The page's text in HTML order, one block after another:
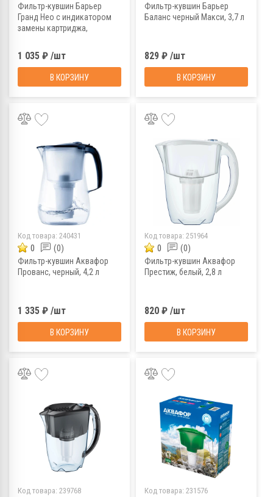
Фильтр-кувшин Барьер
Гранд Нео с индикатором
замены картриджа,
1 035 ₽ /шт
В КОРЗИНУ
Фильтр-кувшин Барьер
Баланс черный Макси, 3,7 л
829 ₽ /шт
В КОРЗИНУ
Код товара: 240431
0 (0)
Фильтр-кувшин Аквафор
Прованс, черный, 4,2 л
1 335 ₽ /шт
В КОРЗИНУ
Код товара: 251964
0 (0)
Фильтр-кувшин Аквафор
Престиж, белый, 2,8 л
820 ₽ /шт
В КОРЗИНУ
Код товара: 239768 Код товара: 231576